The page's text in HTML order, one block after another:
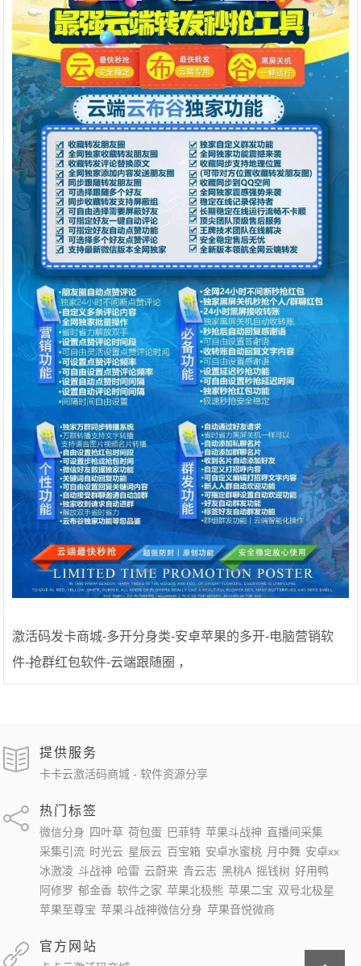
激活码发卡商城-多开分身类-安卓苹果的多开-电脑营销软
件-抢群红包软件-云端跟随圈 ，
提供服务
卡卡云激活码商城 - 软件资源分享
热门标签
微信分身 四叶草 荷包蛋 巴菲特 苹果斗战神 直播间采集
采集引流 时光云 星辰云 百宝箱 安卓水蜜桃 月中舞 安卓xx
冰激凌 斗战神 哈雷 云蔚来 青云志 黑桃A 摇钱树 好用鸭
阿修罗 郁金香 软件之家 苹果北极熊 苹果二宝 双号北极星
苹果至尊宝 苹果斗战神微信分身 苹果音悦微商
官方网站